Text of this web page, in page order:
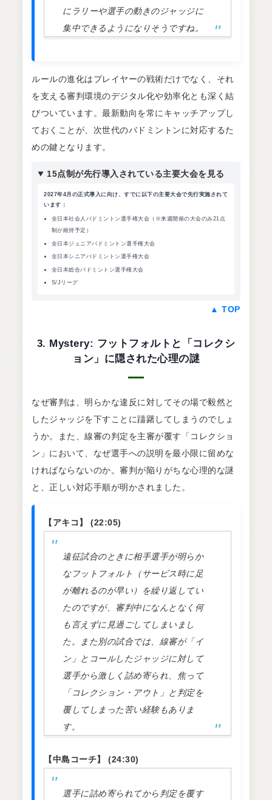
にラリーや選手の動きのジャッジに
集中できるようになりそうですね。
ルールの進化はプレイヤーの戦術だけでなく、それ
を支える審判環境のデジタル化や効率化とも深く結
びついています。最新動向を常にキャッチアップし
ておくことが、次世代のバドミントンに対応するた
めの鍵となります。
15点制が先行導入されている主要大会を見る
2027年4月の正式導入に向け、すでに以下の主要大会で先行実施されて
います：
全日本社会人バドミントン選手権大会（※来週開催の大会のみ21点
制が維持予定）
全日本ジュニアバドミントン選手権大会
全日本シニアバドミントン選手権大会
全日本総合バドミントン選手権大会
S/Jリーグ
▲ TOP
3. Mystery: フットフォルトと「コレクシ
ョン」に隠された心理の謎
なぜ審判は、明らかな違反に対してその場で毅然と
したジャッジを下すことに躊躇してしまうのでしょ
うか。また、線審の判定を主審が覆す「コレクショ
ン」において、なぜ選手への説明を最小限に留めな
ければならないのか。審判が陥りがちな心理的な謎
と、正しい対応手順が明かされました。
【アキコ】 (22:05)
遠征試合のときに相手選手が明らか
なフットフォルト（サービス時に足
が離れるのが早い）を繰り返してい
たのですが、審判中になんとなく何
も言えずに見過ごしてしまいまし
た。また別の試合では、線審が「イ
ン」とコールしたジャッジに対して
選手から激しく詰め寄られ、焦って
「コレクション・アウト」と判定を
覆してしまった苦い経験もありま
す。
【中島コーチ】 (24:30)
選手に詰め寄られてから判定を覆す